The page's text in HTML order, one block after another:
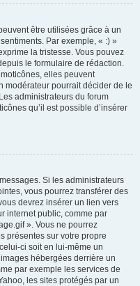
être utilisées grâce à un
Par exemple, « :) »
la tristesse. Vous pouvez
le formulaire de rédaction.
elles peuvent
modérateur pourrait décider de le
administrateurs du forum
qu’il est possible d’insérer
Si les administrateurs
vous pourrez transférer des
devrez insérer un lien vers
internet public, comme par
». Vous ne pourrez
présentes sur votre propre
ci soit en lui-même un
hébergées derrière un
par exemple les services de
les sites protégés par un